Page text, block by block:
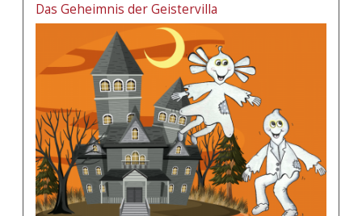
Das Geheimnis der Geistervilla